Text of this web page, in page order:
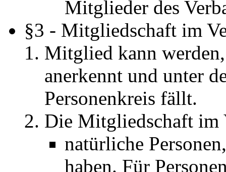
Mitglieder des
§3 - Mitgliedschaft im
Mitglied kann
anerkennt und unter
Personenkreis fällt.
Die Mitgliedschaft im
natürliche
haben. Für